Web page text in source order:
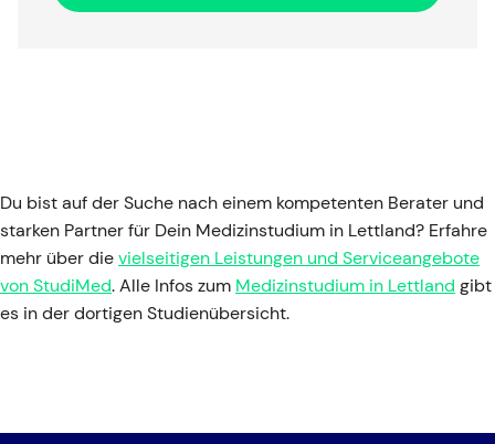
Du bist auf der Suche nach einem kompetenten Berater und
starken Partner für Dein Medizinstudium in Lettland? Erfahre
mehr über dievielseitigen Leistungen und Serviceangebote
von StudiMed. Alle Infos zum Medizinstudium in Lettland gibt
es in der dortigen Studienübersicht.